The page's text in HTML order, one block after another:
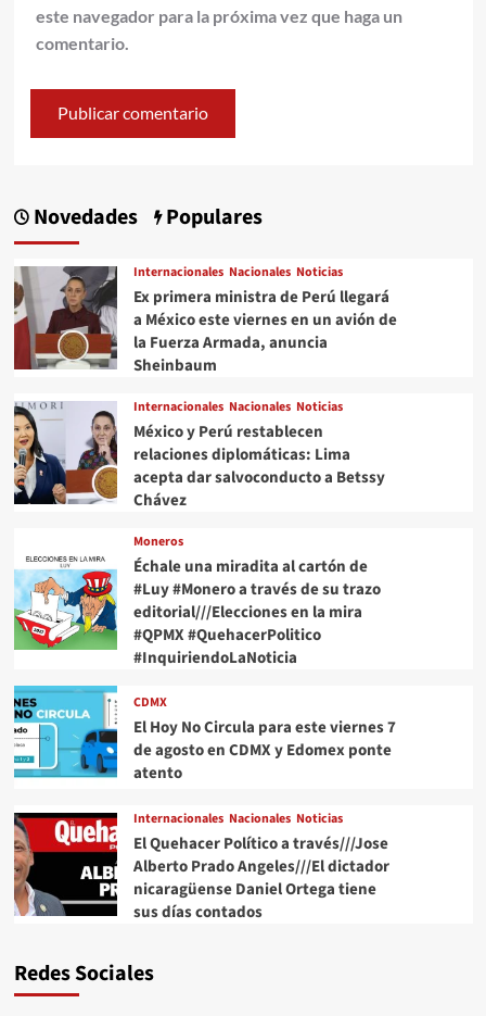
este navegador para la próxima vez que haga un
comentario.
Novedades Populares
Internacionales Nacionales Noticias
Ex primera ministra de Perú llegará
a México este viernes en un avión de
la Fuerza Armada, anuncia
Sheinbaum
Internacionales Nacionales Noticias
México y Perú restablecen
relaciones diplomáticas: Lima
acepta dar salvoconducto a Betssy
Chávez
Moneros
Échale una miradita al cartón de
#Luy #Monero a través de su trazo
editorial///Elecciones en la mira
#QPMX #QuehacerPolitico
#InquiriendoLaNoticia
CDMX
El Hoy No Circula para este viernes 7
de agosto en CDMX y Edomex ponte
atento
Internacionales Nacionales Noticias
El Quehacer Político a través///Jose
Alberto Prado Angeles///El dictador
nicaragüense Daniel Ortega tiene
sus días contados
Redes Sociales